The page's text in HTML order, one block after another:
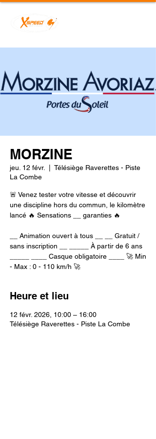
MORZINE
jeu. 12 févr.
Télésiège Raverettes - Piste
La Combe
🚨 Venez tester votre vitesse et découvrir
une discipline hors du commun, le kilomètre
lancé 🔥 Sensations __ garanties 🔥
__ Animation ouvert à tous __ __ Gratuit /
sans inscription __ _____ À partir de 6 ans
_____ ____ Casque obligatoire ____ 🚀 Min
- Max : 0 - 110 km/h 🚀
Heure et lieu
12 févr. 2026, 10:00 – 16:00
Télésiège Raverettes - Piste La Combe